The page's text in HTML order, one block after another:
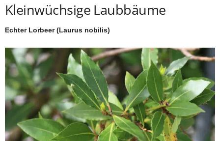
Kleinwüchsige Laubbäume
Echter Lorbeer (Laurus nobilis)